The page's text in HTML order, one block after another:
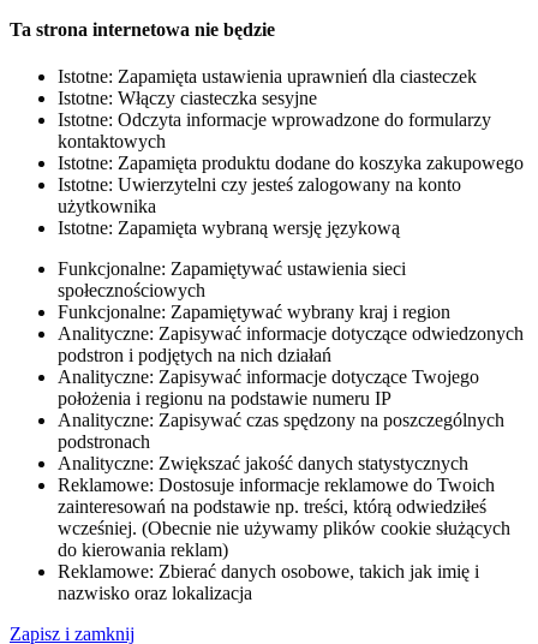
Ta strona internetowa nie będzie
Istotne: Zapamięta ustawienia uprawnień dla ciasteczek
Istotne: Włączy ciasteczka sesyjne
Istotne: Odczyta informacje wprowadzone do formularzy
kontaktowych
Istotne: Zapamięta produktu dodane do koszyka zakupowego
Istotne: Uwierzytelni czy jesteś zalogowany na konto
użytkownika
Istotne: Zapamięta wybraną wersję językową
Funkcjonalne: Zapamiętywać ustawienia sieci
społecznościowych
Funkcjonalne: Zapamiętywać wybrany kraj i region
Analityczne: Zapisywać informacje dotyczące odwiedzonych
podstron i podjętych na nich działań
Analityczne: Zapisywać informacje dotyczące Twojego
położenia i regionu na podstawie numeru IP
Analityczne: Zapisywać czas spędzony na poszczególnych
podstronach
Analityczne: Zwiększać jakość danych statystycznych
Reklamowe: Dostosuje informacje reklamowe do Twoich
zainteresowań na podstawie np. treści, którą odwiedziłeś
wcześniej. (Obecnie nie używamy plików cookie służących
do kierowania reklam)
Reklamowe: Zbierać danych osobowe, takich jak imię i
nazwisko oraz lokalizacja
Zapisz i zamknij